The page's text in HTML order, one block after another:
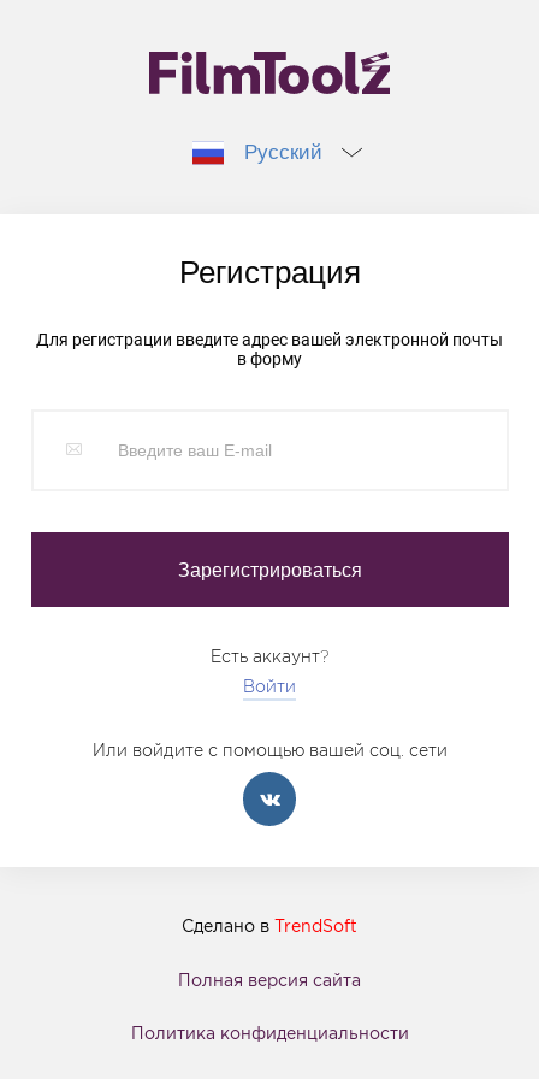
Русский
Регистрация
Для регистрации введите адрес вашей электронной почты
в форму
Есть аккаунт?
Войти
Или войдите с помощью вашей соц. сети
Сделано в TrendSoft
Полная версия сайта
Политика конфиденциальности